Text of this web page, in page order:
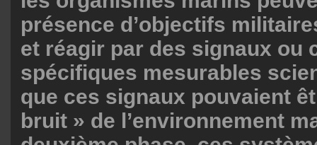
présence d’objectifs
et réagir par des signaux ou
spécifiques mesurables
que ces signaux pouvaient
bruit » de l’environnement